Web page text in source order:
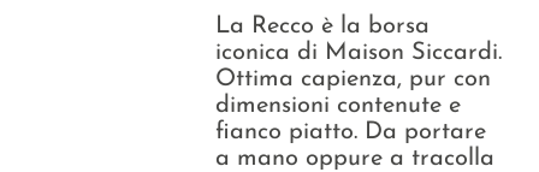
La Recco è la borsa
iconica di Maison Siccardi.
Ottima capienza, pur con
dimensioni contenute e
fianco piatto. Da portare
a mano oppure a tracolla